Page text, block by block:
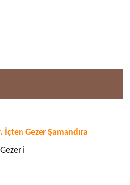
İçten Gezer Şamandıra